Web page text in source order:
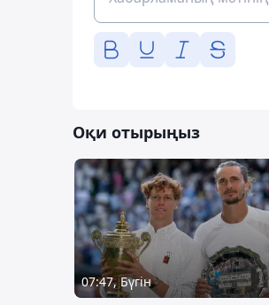
Оқи отырыңыз
07:47, Бүгін